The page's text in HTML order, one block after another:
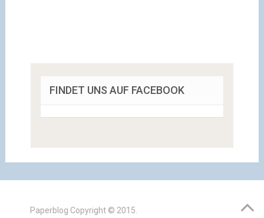
FINDET UNS AUF FACEBOOK
Paperblog Copyright © 2015.